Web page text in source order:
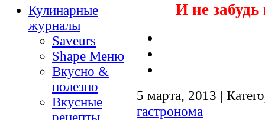
Кулинарные
журналы
Saveurs
Shape Меню
Вкусно &
полезно
Вкусные
И не забудь
5 марта, 2013 |
гастронома